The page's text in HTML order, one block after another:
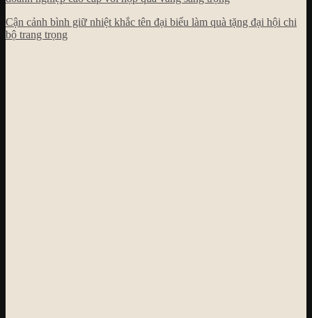
Cận cảnh bình giữ nhiệt khắc tên đại biểu làm quà tặng đại hội chi
bộ trang trọng